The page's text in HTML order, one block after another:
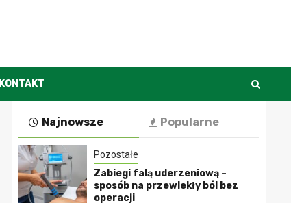
KONTAKT
Najnowsze Popularne
Pozostałe
Zabiegi falą uderzeniową –
sposób na przewlekły ból bez
operacji